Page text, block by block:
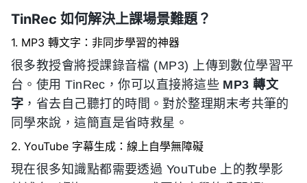
TinRec 如何解決上課場景難題？
1. MP3 轉文字：非同步學習的神器
很多教授會將授課錄音檔 (MP3) 上傳到數位學習平
台。使用 TinRec，你可以直接將這些 MP3 轉文
字 ，省去自己聽打的時間。對於整理期末考共筆的
同學來說，這簡直是省時救星。
2. YouTube 字幕生成：線上自學無障礙
現在很多知識點都需要透過 YouTube 上的教學影